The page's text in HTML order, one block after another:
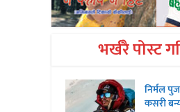
भर्खरै पोस्ट
निर्मल
कसरी